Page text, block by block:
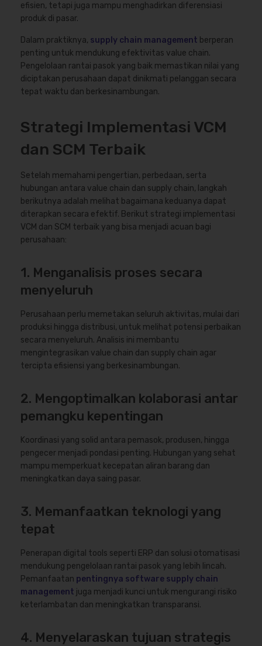
efisien, tetapi juga mampu menghadirkan diferensiasi
produk di pasar.
Dalam praktiknya, supply chain management berperan
penting untuk mendukung efektivitas value chain.
Pengelolaan rantai pasok yang baik memastikan nilai yang
diciptakan perusahaan dapat dinikmati pelanggan secara
tepat waktu dan berkesinambungan.
Strategi Implementasi VCM
dan SCM Terbaik
Setelah memahami pengertian, perbedaan, serta
hubungan antara value chain dan supply chain, langkah
berikutnya adalah melihat bagaimana keduanya dapat
diterapkan secara efektif. Berikut strategi implementasi
VCM dan SCM terbaik yang bisa menjadi acuan bagi
perusahaan:
1. Menganalisis proses secara
menyeluruh
Perusahaan perlu memetakan seluruh aktivitas, mulai dari
produksi hingga distribusi, untuk melihat potensi perbaikan
secara menyeluruh. Analisis ini membantu
mengintegrasikan value chain dan supply chain agar
tercipta efisiensi yang berkesinambungan.
2. Mengoptimalkan kolaborasi antar
pemangku kepentingan
Koordinasi yang solid antara pemasok, produsen, hingga
pengecer menjadi pondasi penting. Hubungan yang sehat
mampu memperkuat kecepatan aliran barang dan
meningkatkan daya saing pasar.
3. Memanfaatkan teknologi yang
tepat
Penerapan digital tools seperti ERP dan solusi otomatisasi
mendukung pengelolaan rantai pasok yang lebih lincah.
Pemanfaatan pentingnya software supply chain
management juga menjadi kunci untuk mengurangi risiko
keterlambatan dan meningkatkan transparansi.
4. Menyelaraskan tujuan strategis